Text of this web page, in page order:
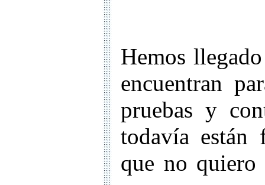
Hemos
encuentran
pruebas y
todavía están
que no